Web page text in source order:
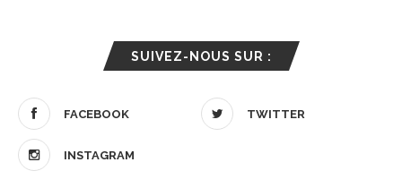
SUIVEZ-NOUS SUR :
FACEBOOK TWITTER
INSTAGRAM